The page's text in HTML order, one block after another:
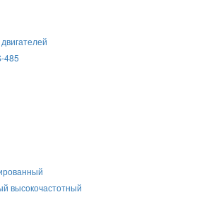
485
высокочастотный